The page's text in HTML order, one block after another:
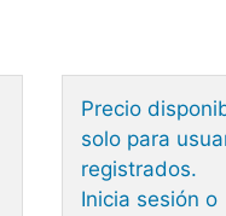
Precio
solo para
registrados.
Inicia sesión o